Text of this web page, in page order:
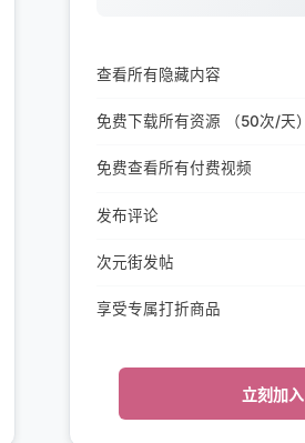
查看所有隐藏内容
免费下载所有资源 （50次/天）
免费查看所有付费视频
发布评论
次元街发帖
享受专属打折商品
立刻加入